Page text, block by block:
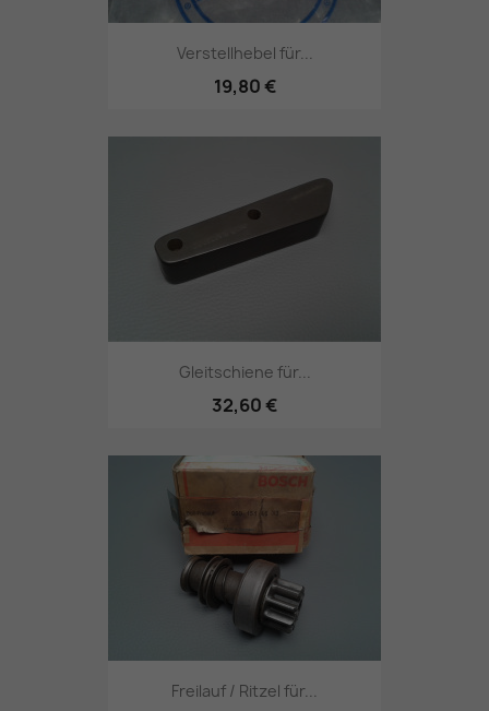
Verstellhebel für...
19,80 €
Gleitschiene für...
32,60 €
Freilauf / Ritzel für...